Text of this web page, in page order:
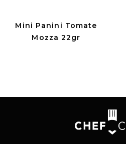
Mini Panini Tomate
Mozza 22gr